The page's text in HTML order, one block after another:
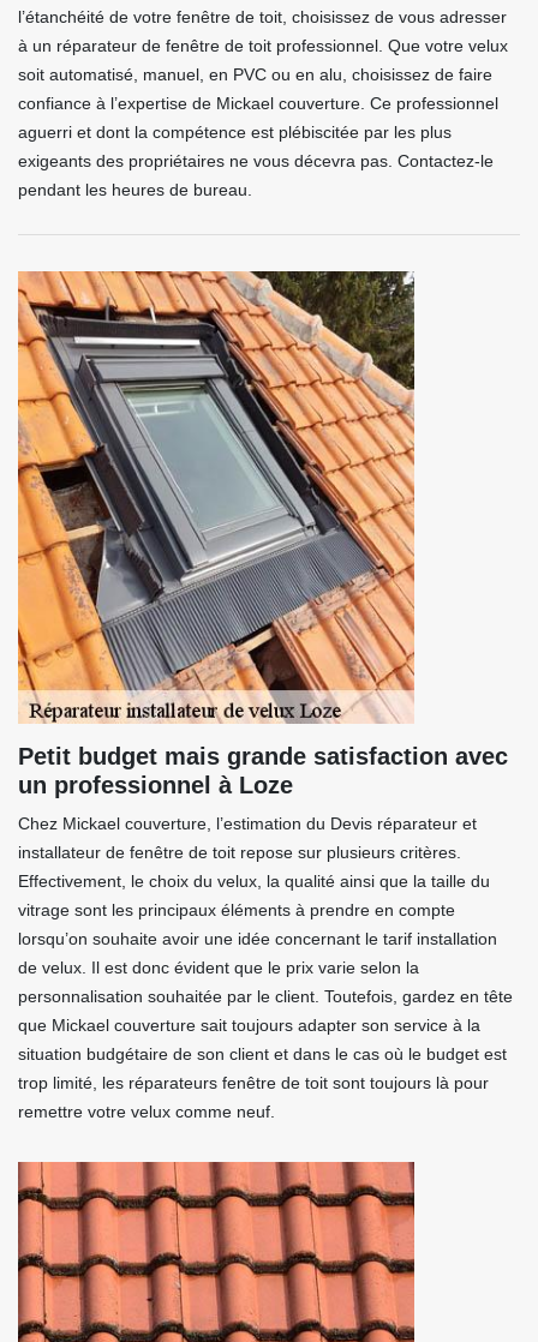
l’étanchéité de votre fenêtre de toit, choisissez de vous adresser
à un réparateur de fenêtre de toit professionnel. Que votre velux
soit automatisé, manuel, en PVC ou en alu, choisissez de faire
confiance à l’expertise de Mickael couverture. Ce professionnel
aguerri et dont la compétence est plébiscitée par les plus
exigeants des propriétaires ne vous décevra pas. Contactez-le
pendant les heures de bureau.
Petit budget mais grande satisfaction avec
un professionnel à Loze
Chez Mickael couverture, l’estimation du Devis réparateur et
installateur de fenêtre de toit repose sur plusieurs critères.
Effectivement, le choix du velux, la qualité ainsi que la taille du
vitrage sont les principaux éléments à prendre en compte
lorsqu’on souhaite avoir une idée concernant le tarif installation
de velux. Il est donc évident que le prix varie selon la
personnalisation souhaitée par le client. Toutefois, gardez en tête
que Mickael couverture sait toujours adapter son service à la
situation budgétaire de son client et dans le cas où le budget est
trop limité, les réparateurs fenêtre de toit sont toujours là pour
remettre votre velux comme neuf.